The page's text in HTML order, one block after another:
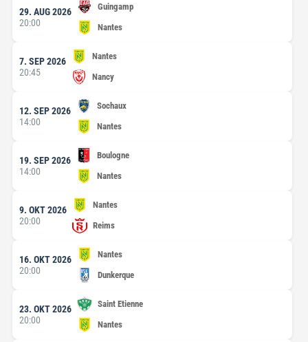
29. AUG 2026
20:00
Guingamp
Nantes
7. SEP 2026
20:45
Nantes
Nancy
12. SEP 2026
14:00
Sochaux
Nantes
19. SEP 2026
14:00
Boulogne
Nantes
9. OKT 2026
20:00
Nantes
Reims
16. OKT 2026
20:00
Nantes
Dunkerque
23. OKT 2026
20:00
Saint Etienne
Nantes